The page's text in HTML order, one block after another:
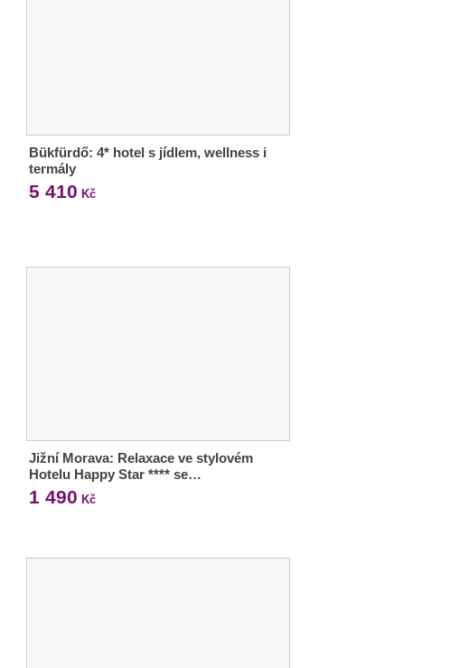
Bükfürdő: 4* hotel s jídlem, wellness i
termály
5 410 Kč
Jižní Morava: Relaxace ve stylovém
Hotelu Happy Star **** se…
1 490 Kč